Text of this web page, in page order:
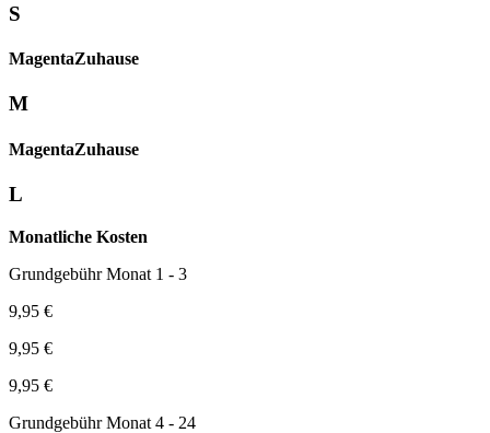
S
Magenta­Zuhause
M
Magenta­Zuhause
L
Monatliche Kosten
Grundgebühr Monat 1 - 3
9,95 €
9,95 €
9,95 €
Grundgebühr Monat 4 - 24